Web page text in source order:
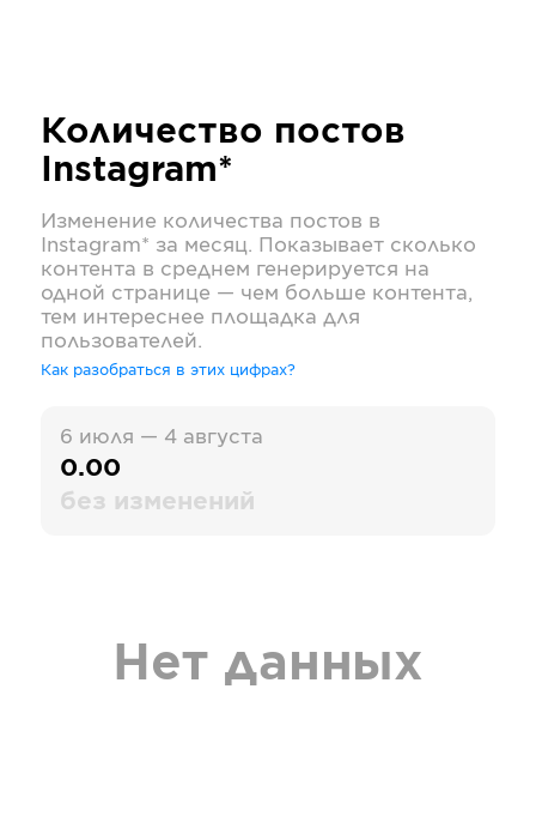
Количество постов
Instagram*
Изменение количества постов в
Instagram* за месяц. Показывает сколько
контента в среднем генерируется на
одной странице — чем больше контента,
тем интереснее площадка для
пользователей.
Как разобраться в этих цифрах?
6 июля — 4 августа
0.00
без изменений
Нет данных